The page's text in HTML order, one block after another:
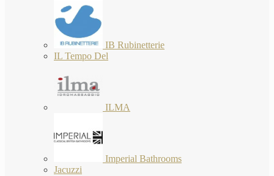
IB Rubinetterie
IL Tempo Del
ILMA
Imperial Bathrooms
Jacuzzi